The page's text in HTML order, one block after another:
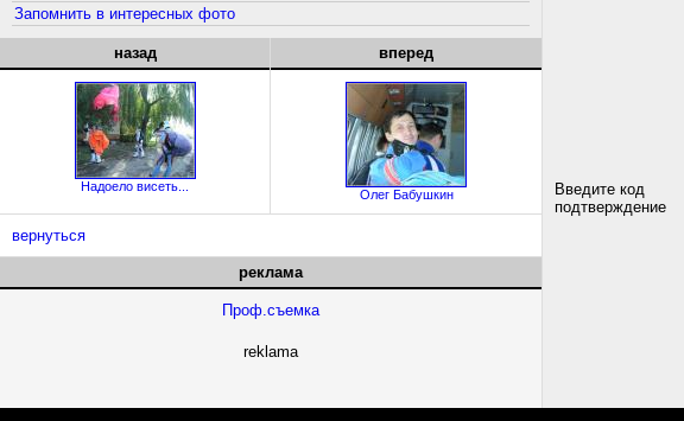
Запомнить в интересных фото
назад
Надоело висеть...
вперед
Олег Бабушкин
вернуться
реклама
Проф.съемка
reklama
Введите код
подтверждение